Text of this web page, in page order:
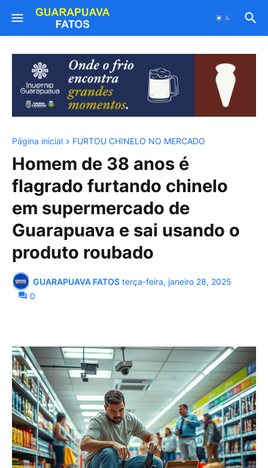
Página inicial FURTOU CHINELO NO MERCADO
Homem de 38 anos é
flagrado furtando chinelo
em supermercado de
Guarapuava e sai usando o
produto roubado
GUARAPUAVA FATOS terça-feira, janeiro 28, 2025
0